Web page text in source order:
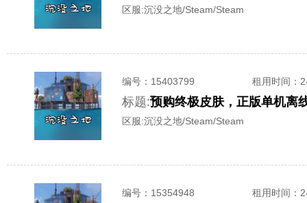
区服:沉没之地/Steam/Steam
编号： 15403799 租用时间 ：
标题:预购终极皮肤，正版单机离
区服:沉没之地/Steam/Steam
编号： 15354948 租用时间 ：